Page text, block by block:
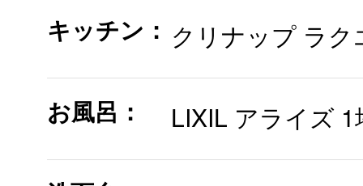
キッチン： クリナップ ラ
お風呂： LIXIL アライズ